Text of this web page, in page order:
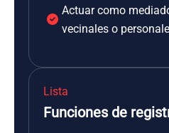
Actuar como
vecinales o
Lista
Funciones de